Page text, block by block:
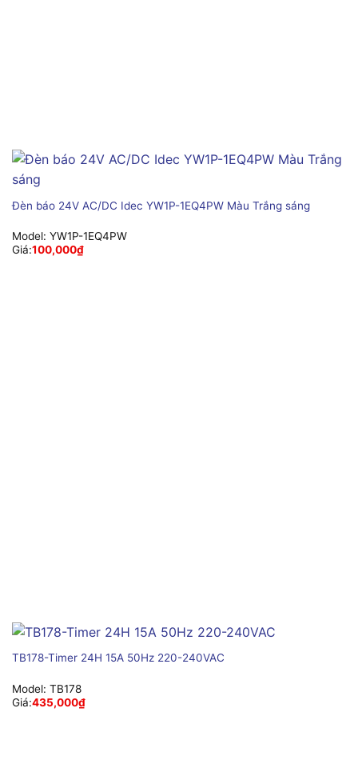
Đèn báo 24V AC/DC Idec YW1P-1EQ4PW Màu Trắng sáng
Model: YW1P-1EQ4PW
Giá:100,000₫
TB178-Timer 24H 15A 50Hz 220-240VAC
Model: TB178
Giá:435,000₫